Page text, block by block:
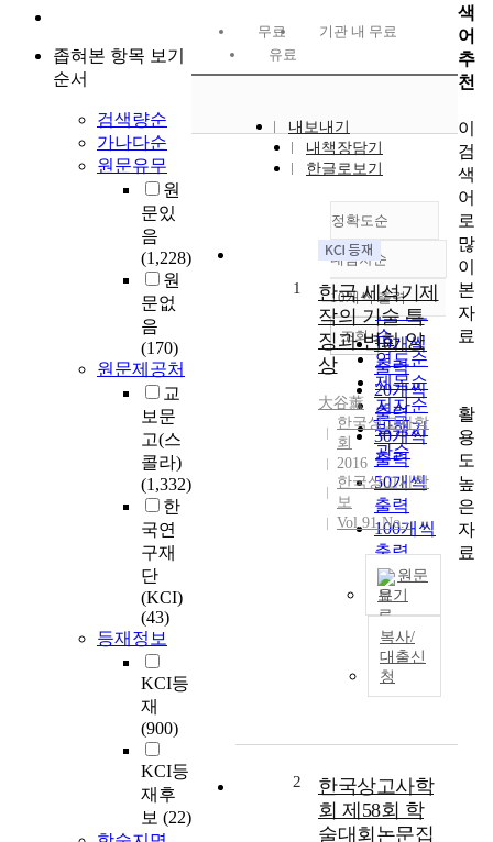
좁혀본 항목 보기
순서
검색량순
가나다순
원문유무
원
문있
음
(1,228)
원
문없
음
(170)
원문제공처
교
보문
고(스
콜라)
(1,332)
한
국연
구재
단
(KCI)
(43)
등재정보
KCI등
재
(900)
KCI등
재후
보 (22)
무료
기관 내 무료
유료
내보내기
내책장담기
한글로보기
정확도순
정확도
순
인기도
순
연도순
제목순
저자순
발행기
관순
내림차순
내림차순
10개씩 출력
10개씩
출력
20개씩
출력
30개씩
출력
50개씩
출력
100개씩
출력
조회
1
한국 세석기제
작의 기술 특
징과 변화 양
상
大谷薰
한국상고사학
회
2016
한국상고사학
보
Vol.91 No.-
원문
보기
복사/
대출신
청
2
한국상고사학
회 제58회 학
술대회논문집
색
어
추
천
이
검
색
어
로
많
이
본
자
료
활
용
도
높
은
자
료